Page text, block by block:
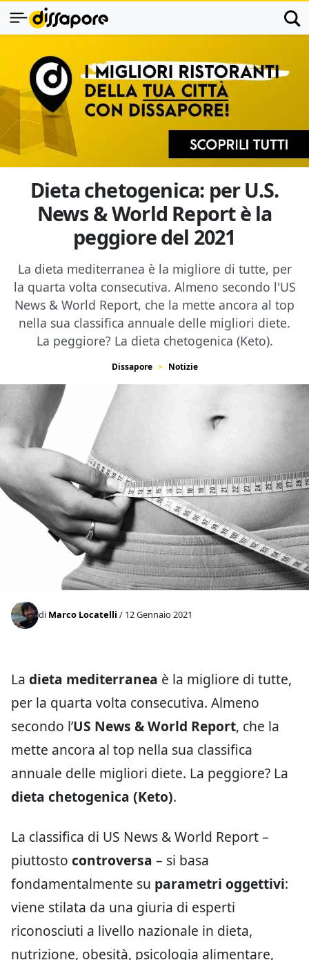
Dieta chetogenica: per U.S.
News & World Report è la
peggiore del 2021
La dieta mediterranea è la migliore di tutte, per
la quarta volta consecutiva. Almeno secondo l'US
News & World Report, che la mette ancora al top
nella sua classifica annuale delle migliori diete.
La peggiore? La dieta chetogenica (Keto).
Dissapore Notizie
di Marco Locatelli / 12 Gennaio 2021
La dieta mediterranea è la migliore di tutte,
per la quarta volta consecutiva. Almeno
secondo l’US News & World Report, che la
mette ancora al top nella sua classifica
annuale delle migliori diete. La peggiore? La
dieta chetogenica (Keto).
La classifica di US News & World Report –
piuttosto controversa – si basa
fondamentalmente su parametri oggettivi:
viene stilata da una giuria di esperti
riconosciuti a livello nazionale in dieta,
nutrizione, obesità, psicologia alimentare,